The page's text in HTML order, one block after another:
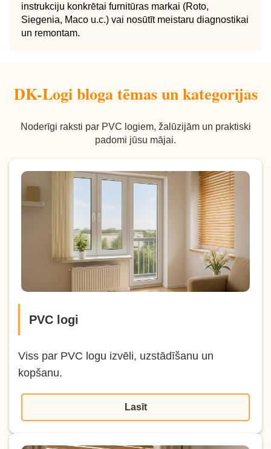
instrukciju konkrētai furnitūras markai (Roto,
Siegenia, Maco u.c.) vai nosūtīt meistaru diagnostikai
un remontam.
DK-Logi bloga tēmas un kategorijas
Noderīgi raksti par PVC logiem, žalūzijām un praktiski
padomi jūsu mājai.
PVC logi
Viss par PVC logu izvēli, uzstādīšanu un
kopšanu.
Lasīt